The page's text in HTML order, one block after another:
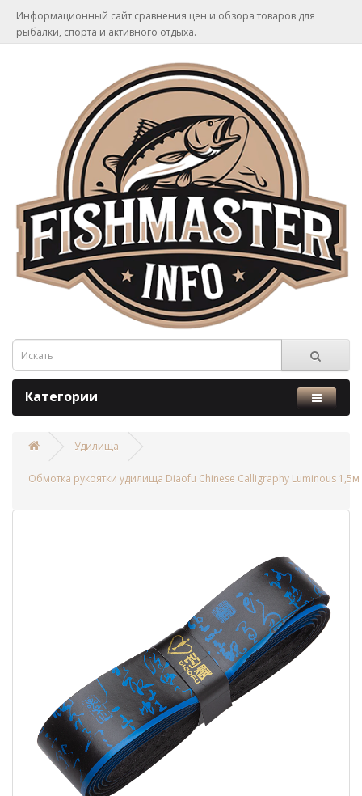
Информационный сайт сравнения цен и обзора товаров для
рыбалки, спорта и активного отдыха.
Категории
Удилища
Обмотка рукоятки удилища Diaofu Chinese Calligraphy Luminous 1,5м